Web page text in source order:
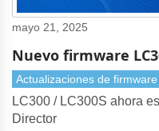
mayo 21, 2025
Nuevo firmware
Actualizaciones de firmware
LC300 / LC300S ahora
Director